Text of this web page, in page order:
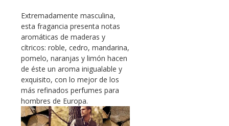
Extremadamente masculina,
esta fragancia presenta notas
aromáticas de maderas y
cítricos: roble, cedro, mandarina,
pomelo, naranjas y limón hacen
de éste un aroma inigualable y
exquisito, con lo mejor de los
más refinados perfumes para
hombres de Europa.